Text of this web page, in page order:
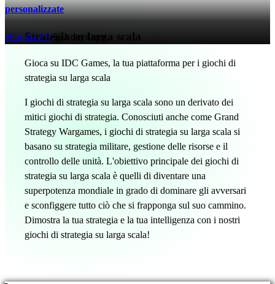
personalizzate
eFootball™ 521 days ago
Strategia su larga scala
Gioca su IDC Games, la tua piattaforma per i giochi di
strategia su larga scala
I giochi di strategia su larga scala sono un derivato dei
mitici giochi di strategia. Conosciuti anche come Grand
Strategy Wargames, i giochi di strategia su larga scala si
basano su strategia militare, gestione delle risorse e il
controllo delle unità. L'obiettivo principale dei giochi di
strategia su larga scala è quelli di diventare una
superpotenza mondiale in grado di dominare gli avversari
e sconfiggere tutto ciò che si frapponga sul suo cammino.
Dimostra la tua strategia e la tua intelligenza con i nostri
giochi di strategia su larga scala!